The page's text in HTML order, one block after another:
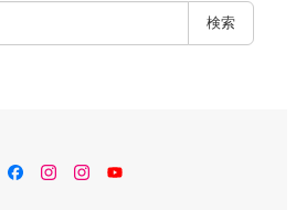
検索
TwitterFacebook
Instagram
Instagram
YouTube